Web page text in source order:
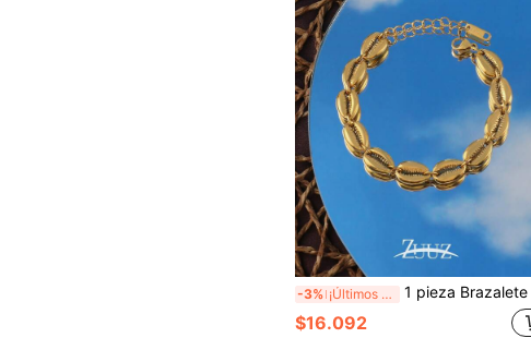
-3% ¡Últimos 2 días 1 pieza Brazalete de mujer de acero inoxidable de moda, brazalete de cadena con concha, joyería adecuada para uso
$16.092